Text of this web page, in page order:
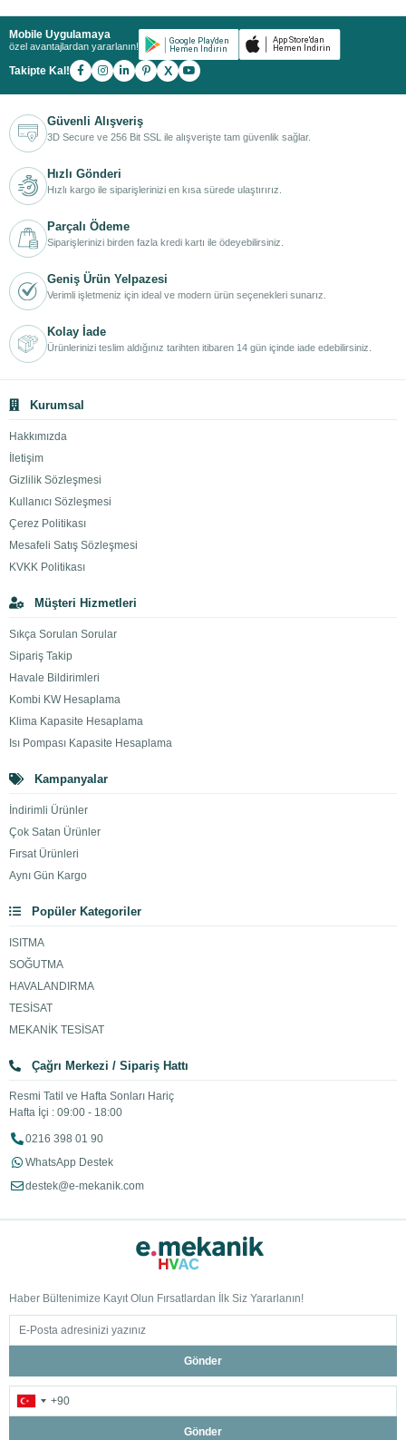
Mobile Uygulamaya
özel avantajlardan yararlanın!
Takipte Kal! X
Güvenli Alışveriş
3D Secure ve 256 Bit SSL ile alışverişte tam güvenlik sağlar.
Hızlı Gönderi
Hızlı kargo ile siparişlerinizi en kısa sürede ulaştırırız.
Parçalı Ödeme
Siparişlerinizi birden fazla kredi kartı ile ödeyebilirsiniz.
Geniş Ürün Yelpazesi
Verimli işletmeniz için ideal ve modern ürün seçenekleri sunarız.
Kolay İade
Ürünlerinizi teslim aldığınız tarihten itibaren 14 gün içinde iade edebilirsiniz.
Kurumsal
Hakkımızda
İletişim
Gizlilik Sözleşmesi
Kullanıcı Sözleşmesi
Çerez Politikası
Mesafeli Satış Sözleşmesi
KVKK Politikası
Müşteri Hizmetleri
Sıkça Sorulan Sorular
Sipariş Takip
Havale Bildirimleri
Kombi KW Hesaplama
Klima Kapasite Hesaplama
Isı Pompası Kapasite Hesaplama
Kampanyalar
İndirimli Ürünler
Çok Satan Ürünler
Fırsat Ürünleri
Aynı Gün Kargo
Popüler Kategoriler
ISITMA
SOĞUTMA
HAVALANDIRMA
TESİSAT
MEKANİK TESİSAT
Çağrı Merkezi / Sipariş Hattı
Resmi Tatil ve Hafta Sonları Hariç
Hafta İçi : 09:00 - 18:00
0216 398 01 90
WhatsApp Destek
destek@e-mekanik.com
Haber Bültenimize Kayıt Olun Fırsatlardan İlk Siz Yararlanın!
Gönder
Gönder